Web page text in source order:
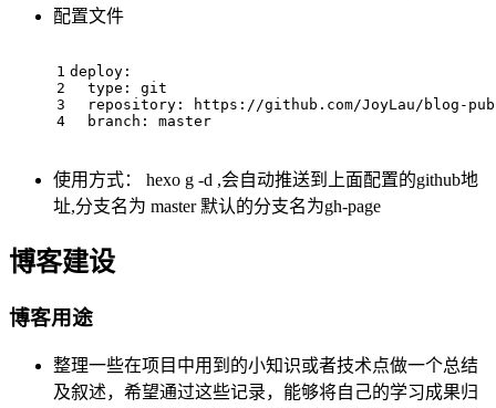
配置文件
1
2
3
4
deploy:
  type: git
repository: https://github.com/JoyLau/blog-
  branch: master
使用方式： hexo g -d ,会自动推送到上面配置的github地
址,分支名为 master 默认的分支名为gh-page
博客建设
博客用途
整理一些在项目中用到的小知识或者技术点做一个总结
及叙述，希望通过这些记录，能够将自己的学习成果归